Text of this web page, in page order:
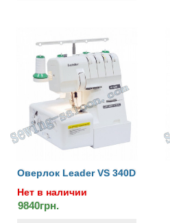
Оверлок Leader VS 340D
Нет в наличии
9840грн.